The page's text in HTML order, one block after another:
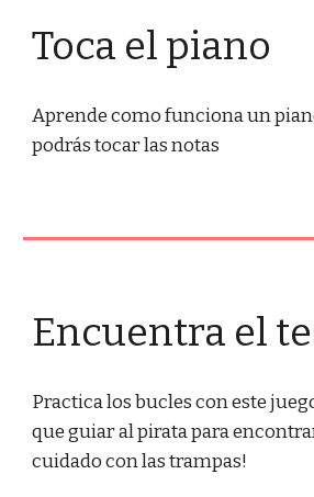
Toca el piano
Aprende como funciona un
podrás tocar las notas
Encuentra el
Practica los bucles con este
que guiar al pirata para
cuidado con las trampas!